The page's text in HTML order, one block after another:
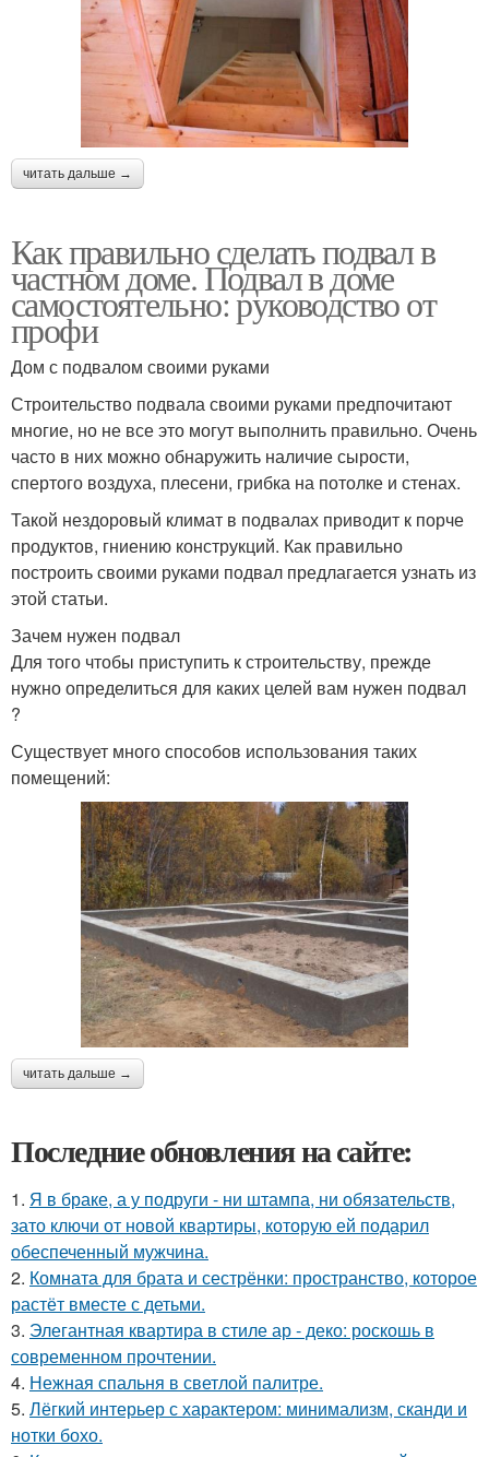
читать дальше →
Как правильно сделать подвал в
частном доме. Подвал в доме
самостоятельно: руководство от
профи
Дом с подвалом своими руками
Строительство подвала своими руками предпочитают
многие, но не все это могут выполнить правильно. Очень
часто в них можно обнаружить наличие сырости,
спертого воздуха, плесени, грибка на потолке и стенах.
Такой нездоровый климат в подвалах приводит к порче
продуктов, гниению конструкций. Как правильно
построить своими руками подвал предлагается узнать из
этой статьи.
Зачем нужен подвал
Для того чтобы приступить к строительству, прежде
нужно определиться для каких целей вам нужен подвал
?
Существует много способов использования таких
помещений:
читать дальше →
Последние обновления на сайте:
1. Я в браке, а у подруги - ни штампа, ни обязательств,
зато ключи от новой квартиры, которую ей подарил
обеспеченный мужчина.
2. Комната для брата и сестрёнки: пространство, которое
растёт вместе с детьми.
3. Элегантная квартира в стиле ар - деко: роскошь в
современном прочтении.
4. Нежная спальня в светлой палитре.
5. Лёгкий интерьер с характером: минимализм, сканди и
нотки бохо.